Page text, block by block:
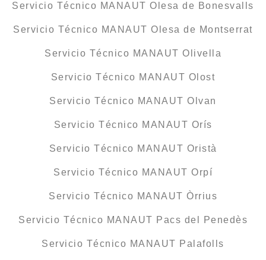
Servicio Técnico MANAUT Olesa de Bonesvalls
Servicio Técnico MANAUT Olesa de Montserrat
Servicio Técnico MANAUT Olivella
Servicio Técnico MANAUT Olost
Servicio Técnico MANAUT Olvan
Servicio Técnico MANAUT Orís
Servicio Técnico MANAUT Oristà
Servicio Técnico MANAUT Orpí
Servicio Técnico MANAUT Òrrius
Servicio Técnico MANAUT Pacs del Penedès
Servicio Técnico MANAUT Palafolls